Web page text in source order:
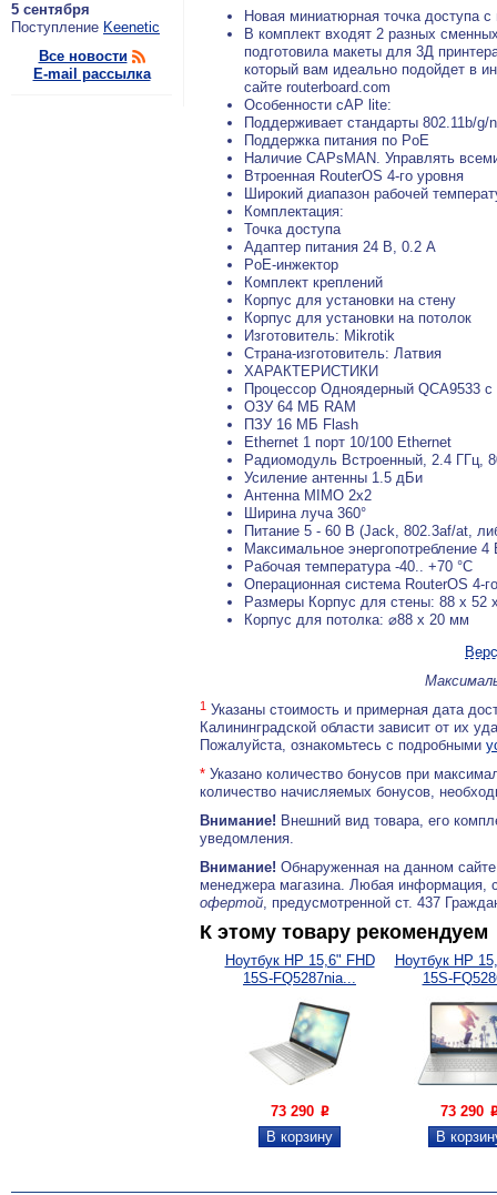
5 сентября
По­ступ­ле­ние Keenetic
Все новости
E-mail рассылка
Новая миниатюрная точка доступа
В комплект входят 2 разных
подготовила макеты для 3Д
который вам идеально подойдет в
сайте routerboard.com
Особенности cAP lite:
Поддерживает стандарты 802.11b/g/n
Поддержка питания по PoE
Наличие CAPsMAN. Управлять
Втроенная RouterOS 4-го уровня
Широкий диапазон рабочей
Комплектация:
Точка доступа
Адаптер питания 24 В, 0.2 А
PoE-инжектор
Комплект креплений
Корпус для установки на стену
Корпус для установки на потолок
Изготовитель: Mikrotik
Страна-изготовитель: Латвия
ХАРАКТЕРИСТИКИ
Процессор Одноядерный QCA9533
ОЗУ 64 МБ RAM
ПЗУ 16 МБ Flash
Ethernet 1 порт 10/100 Ethernet
Радиомодуль Встроенный, 2.4 ГГц,
Усиление антенны 1.5 дБи
Антенна MIMO 2х2
Ширина луча 360°
Питание 5 - 60 В (Jack, 802.3af/at,
Максимальное энергопотребление 4
Рабочая температура -40.. +70 °C
Операционная система RouterOS 4-
Размеры Корпус для стены: 88 x 52
Корпус для потолка: ⌀88 x 20 мм
1 Указаны стоимость и примерная дата
Калининградской области зависит от их
Пожалуйста, ознакомьтесь с подробными
* Указано количество бонусов при
количество начисляемых бонусов,
Внимание! Внешний вид товара, его
уведомления.
Внимание! Обнаруженная на данном
менеджера магазина. Любая информация,
офертой, предусмотренной ст. 437
К этому товару рекомендуем
Ноутбук HP 15,6" FHD
15S-FQ5287nia...
73 290 P
Ноутбук HP
15S-
73 290 P